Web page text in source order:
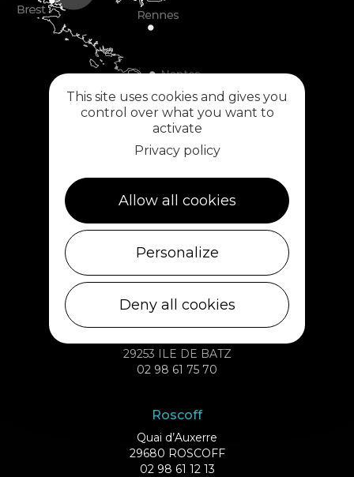
29430 PLOUESCAT
Ile de Batz
29253 ILE DE BATZ
02 98 61 75 70
Roscoff
Quai d’Auxerre
29680 ROSCOFF
02 98 61 12 13
This site uses cookies and gives you
control over what you want to
activate
Privacy policy
Allow all cookies
Personalize
Deny all cookies